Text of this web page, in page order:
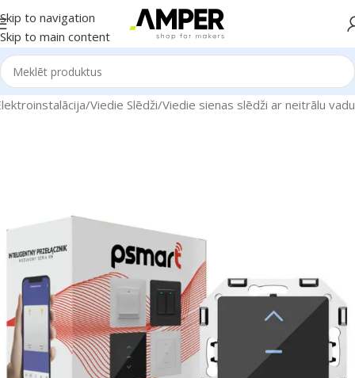
Skip to navigation
Skip to main content
/Viedie Slēdži/Viedie sienas slēdži ar neitrālu vadu